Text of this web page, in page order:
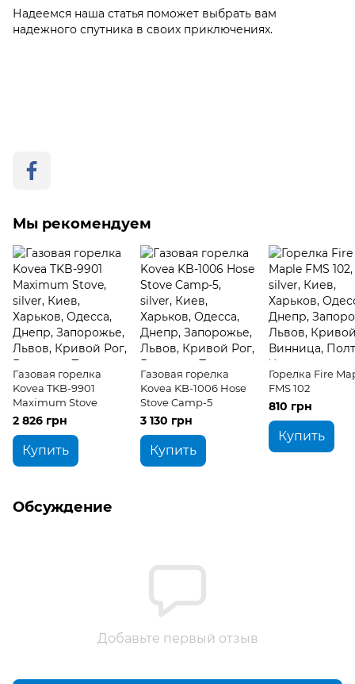
Надеемся наша статья поможет выбрать вам
надежного спутника в своих приключениях.
Мы рекомендуем
Газовая горелка
Kovea TKB-9901
Maximum Stove
2 826 грн
Купить
Газовая горелка
Kovea KB-1006 Hose
Stove Camp-5
3 130 грн
Купить
Горелка Fire
FMS 102
810 грн
Купить
Обсуждение
Добавьте первый отзыв